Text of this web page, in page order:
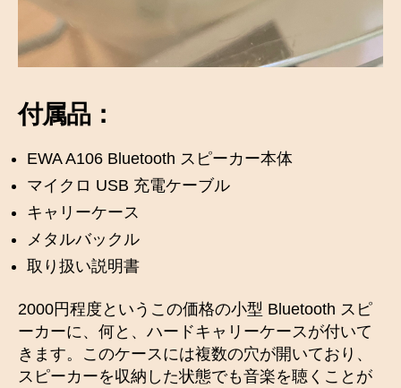
付属品：
EWA A106 Bluetooth スピーカー本体
マイクロ USB 充電ケーブル
キャリーケース
メタルバックル
取り扱い説明書
2000円程度というこの価格の小型 Bluetooth スピ
ーカーに、何と、ハードキャリーケースが付いて
きます。このケースには複数の穴が開いており、
スピーカーを収納した状態でも音楽を聴くことが